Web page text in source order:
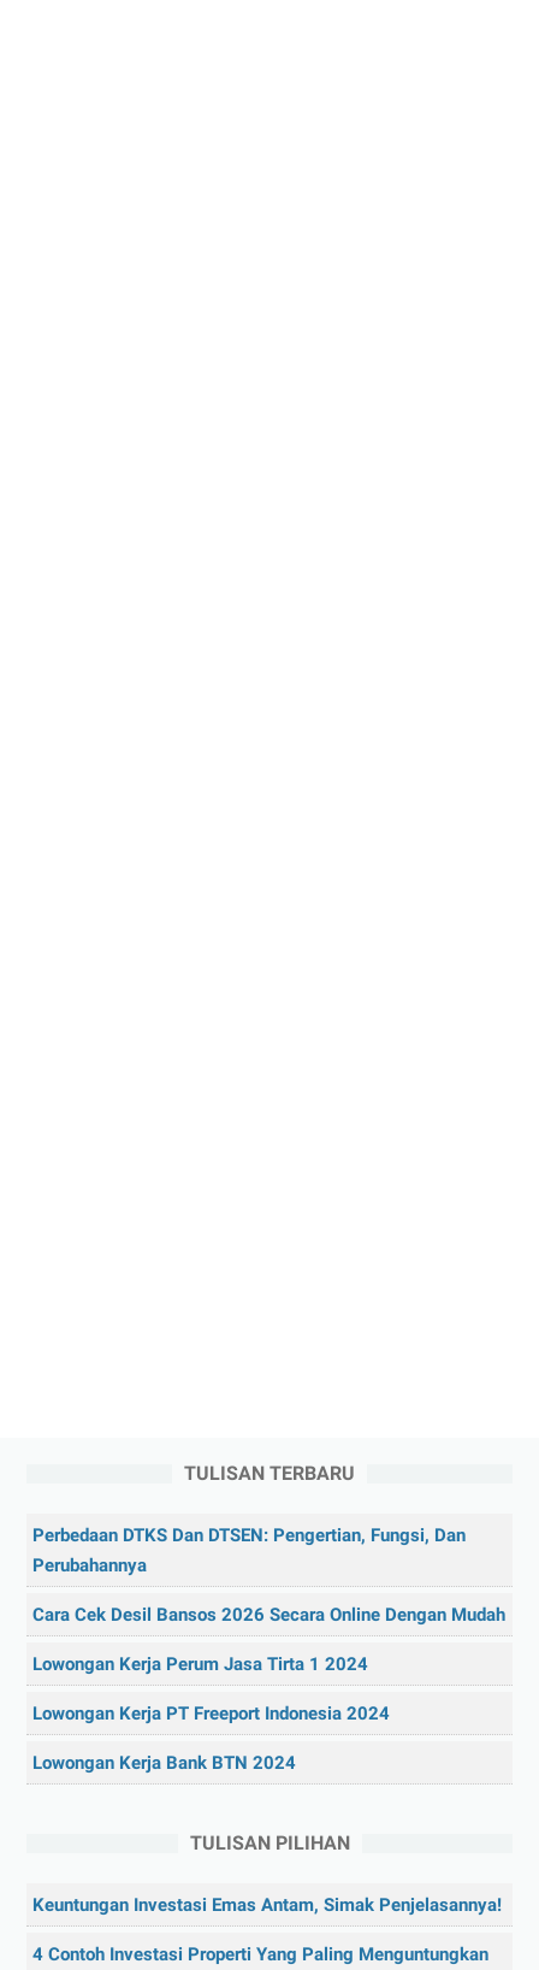
TULISAN TERBARU
Perbedaan DTKS Dan DTSEN: Pengertian, Fungsi, Dan
Perubahannya
Cara Cek Desil Bansos 2026 Secara Online Dengan Mudah
Lowongan Kerja Perum Jasa Tirta 1 2024
Lowongan Kerja PT Freeport Indonesia 2024
Lowongan Kerja Bank BTN 2024
TULISAN PILIHAN
Keuntungan Investasi Emas Antam, Simak Penjelasannya!
4 Contoh Investasi Properti Yang Paling Menguntungkan